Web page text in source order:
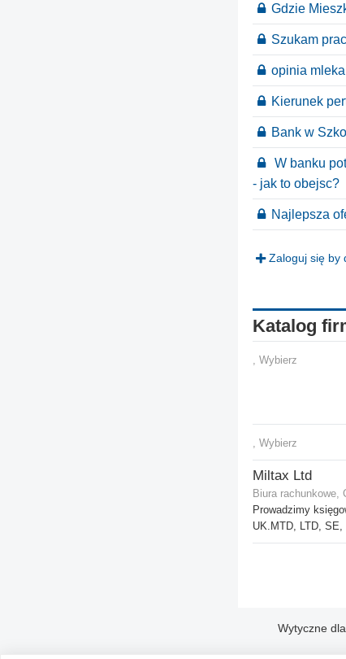
Gdzie
Szukam
opinia
Kierunek
Bank w
W banku
- jak to obejsc?
Najlepsza
Zaloguj się by
Katalog
, Wybierz
, Wybierz
Miltax Ltd
Biura rachunkowe,
Prowadzimy
UK.MTD, LTD, SE,
Wytyczne